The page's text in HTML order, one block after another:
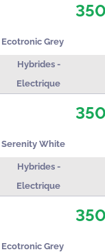
Ecotronic Grey
Hybrides -
Electrique
Serenity White
Hybrides -
Electrique
Ecotronic Grey